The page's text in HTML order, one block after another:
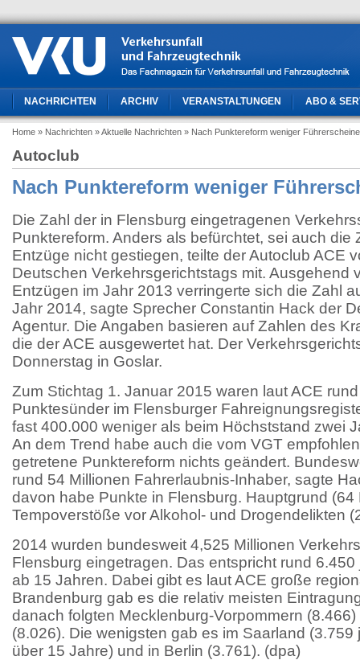
NACHRICHTEN ARCHIV VERANSTALTUNGEN ABO &
Home » Nachrichten » Aktuelle Nachrichten » Nach Punktereform weniger
Autoclub
Nach Punktereform weniger
Die Zahl der in Flensburg eingetragenen
Punktereform. Anders als befürchtet, sei auch die
Entzüge nicht gestiegen, teilte der Autoclub ACE
Deutschen Verkehrsgerichtstags mit. Ausgehend
Entzügen im Jahr 2013 verringerte sich die Zahl
Jahr 2014, sagte Sprecher Constantin Hack der
Agentur. Die Angaben basieren auf Zahlen des
die der ACE ausgewertet hat. Der
Donnerstag in Goslar.
Zum Stichtag 1. Januar 2015 waren laut ACE
Punktesünder im Flensburger
fast 400.000 weniger als beim Höchststand zwei
An dem Trend habe auch die vom VGT
getretene Punktereform nichts geändert.
rund 54 Millionen Fahrerlaubnis-Inhaber, sagte
davon habe Punkte in Flensburg. Hauptgrund (64
Tempoverstöße vor Alkohol- und Drogendelikten
2014 wurden bundesweit 4,525 Millionen
Flensburg eingetragen. Das entspricht rund
ab 15 Jahren. Dabei gibt es laut ACE große
Brandenburg gab es die relativ meisten
danach folgten Mecklenburg-Vorpommern
(8.026). Die wenigsten gab es im Saarland
über 15 Jahre) und in Berlin (3.761). (dpa)